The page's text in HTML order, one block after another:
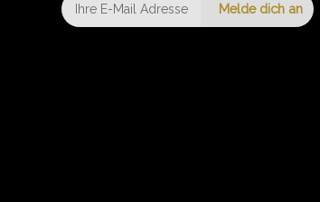
Melde dich an